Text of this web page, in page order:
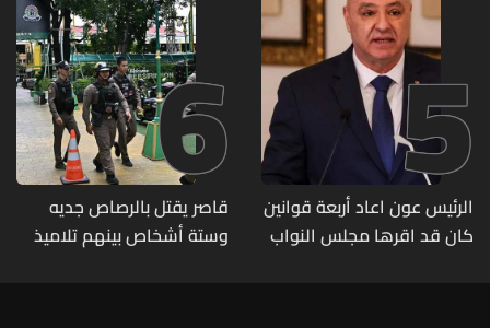
5
الرئيس عون اعاد أربعة قوانين
كان قد اقرها مجلس النواب
6
قاصر يقتل بالرصاص جديه
وستة أشخاص بينهم تلاميذ